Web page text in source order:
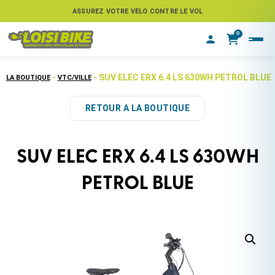
ASSUREZ VOTRE VÉLO CONTRE LE VOL
0
LA BOUTIQUE - VTC/VILLE - SUV ELEC ERX 6.4 LS 630WH PETROL BLUE
RETOUR A LA BOUTIQUE
SUV ELEC ERX 6.4 LS 630WH
PETROL BLUE